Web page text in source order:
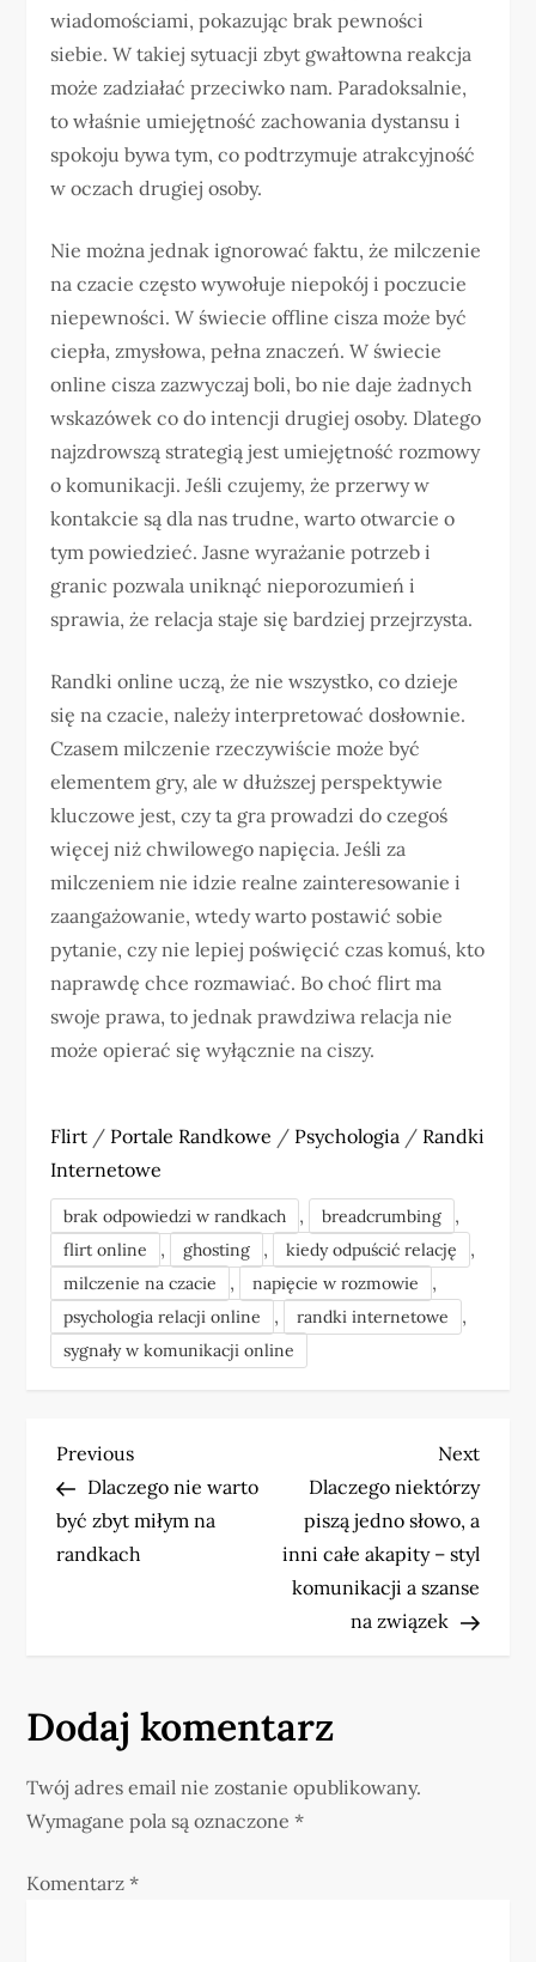
wiadomościami, pokazując brak pewności
siebie. W takiej sytuacji zbyt gwałtowna reakcja
może zadziałać przeciwko nam. Paradoksalnie,
to właśnie umiejętność zachowania dystansu i
spokoju bywa tym, co podtrzymuje atrakcyjność
w oczach drugiej osoby.
Nie można jednak ignorować faktu, że milczenie
na czacie często wywołuje niepokój i poczucie
niepewności. W świecie offline cisza może być
ciepła, zmysłowa, pełna znaczeń. W świecie
online cisza zazwyczaj boli, bo nie daje żadnych
wskazówek co do intencji drugiej osoby. Dlatego
najzdrowszą strategią jest umiejętność rozmowy
o komunikacji. Jeśli czujemy, że przerwy w
kontakcie są dla nas trudne, warto otwarcie o
tym powiedzieć. Jasne wyrażanie potrzeb i
granic pozwala uniknąć nieporozumień i
sprawia, że relacja staje się bardziej przejrzysta.
Randki online uczą, że nie wszystko, co dzieje
się na czacie, należy interpretować dosłownie.
Czasem milczenie rzeczywiście może być
elementem gry, ale w dłuższej perspektywie
kluczowe jest, czy ta gra prowadzi do czegoś
więcej niż chwilowego napięcia. Jeśli za
milczeniem nie idzie realne zainteresowanie i
zaangażowanie, wtedy warto postawić sobie
pytanie, czy nie lepiej poświęcić czas komuś, kto
naprawdę chce rozmawiać. Bo choć flirt ma
swoje prawa, to jednak prawdziwa relacja nie
może opierać się wyłącznie na ciszy.
Flirt / Portale Randkowe / Psychologia / Randki
Internetowe
brak odpowiedzi w randkach , breadcrumbing ,
flirt online , ghosting , kiedy odpuścić relację ,
milczenie na czacie , napięcie w rozmowie ,
psychologia relacji online , randki internetowe ,
sygnały w komunikacji online
N
a
w
a
c
j
a
Previous
Post
Previous
Dlaczego nie warto
być zbyt miłym na
randkach
Next
Post
Next
Dlaczego niektórzy
piszą jedno słowo, a
inni całe akapity – styl
komunikacji a szanse
na związek
Dodaj komentarz
Twój adres email nie zostanie opublikowany.
Wymagane pola są oznaczone*
Komentarz*